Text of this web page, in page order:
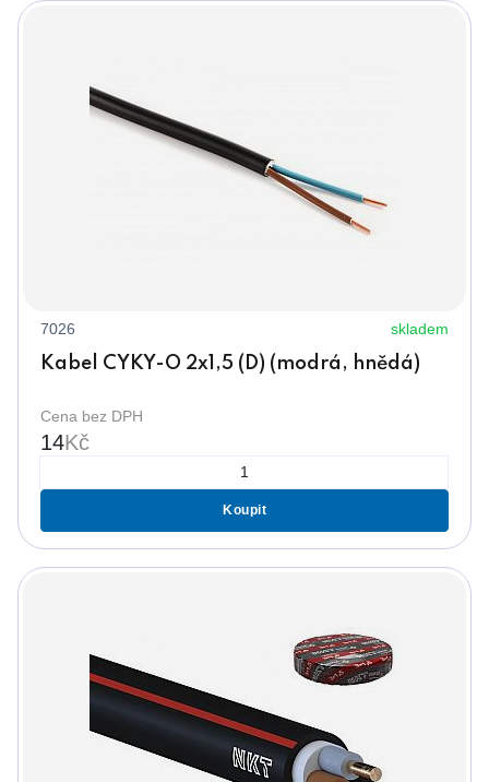
7026 skladem
Kabel CYKY-O 2x1,5 (D) (modrá, hnědá)
Cena bez DPH
14Kč
Koupit